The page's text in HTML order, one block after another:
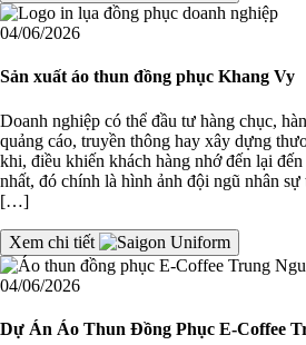
04/06/2026
Sản xuất áo thun đồng phục Khang Vy
Doanh nghiệp có thể đầu tư hàng chục,
quảng cáo, truyền thông hay xây dựng
khi, điều khiến khách hàng nhớ đến lại
nhất, đó chính là hình ảnh đội ngũ nhân
[…]
Xem chi tiết
04/06/2026
Dự Án Áo Thun Đồng Phục E-Coffee